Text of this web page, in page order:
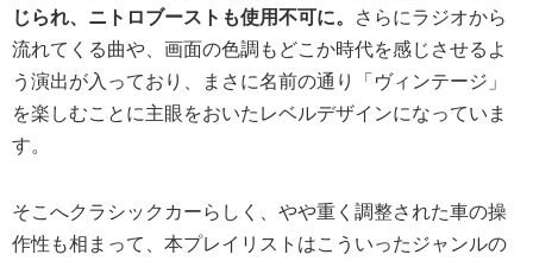
じられ、ニトロブーストも使用不可に。 さらにラジオから
流れてくる曲や、画面の色調もどこか時代を感じさせるよ
う演出が入っており、まさに名前の通り「ヴィンテージ」
を楽しむことに主眼をおいたレベルデザインになっていま
す。
そこへクラシックカーらしく、やや重く調整された車の操
作性も相まって、本プレイリストはこういったジャンルの